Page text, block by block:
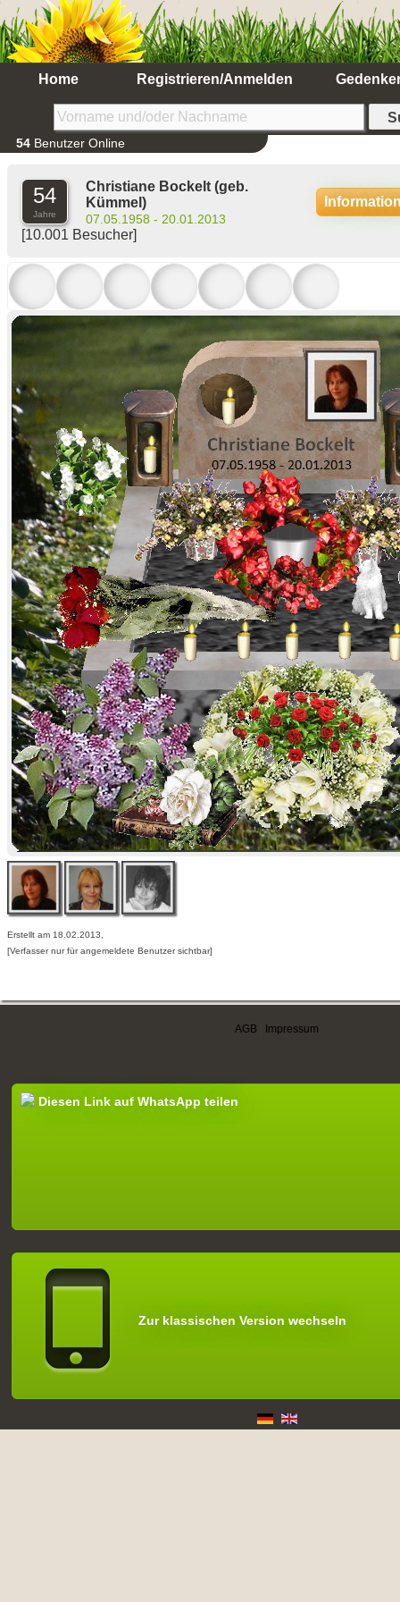
Home Registrieren/Anmelden
54 Benutzer Online
54
Jahre
Christiane Bockelt (geb.
Kümmel)
07.05.1958 - 20.01.2013
[10.001 Besucher]
Erstellt am 18.02.2013,
[Verfasser nur für angemeldete Benutzer sichtbar]
AGB Impressum
Diesen Link auf WhatsApp teilen
Zur klassischen Version wechseln